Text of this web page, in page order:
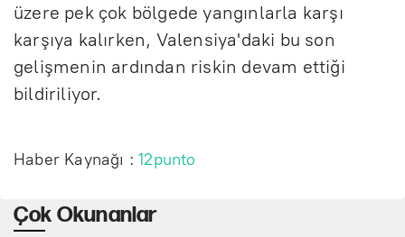
üzere pek çok bölgede yangınlarla karşı
karşıya kalırken, Valensiya'daki bu son
gelişmenin ardından riskin devam ettiği
bildiriliyor.
Haber Kaynağı :12punto
Çok Okunanlar